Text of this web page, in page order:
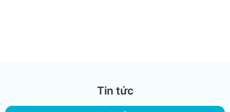
Tin tức